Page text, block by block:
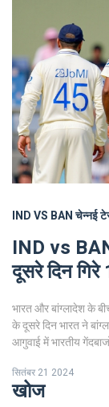
IND VS BANचेन्नई
IND vs
दूसरे दिन
भारत और बांग्लादेश के
के दूसरे दिन भारत ने
आगुवाई में भारतीय
308 रनों की हो गई।
सितंबर 21 2024
खोज